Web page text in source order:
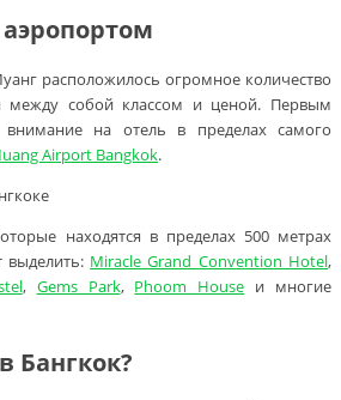
расположилось огромное количество
между собой классом и ценой. Первым
на отель в пределах самого
Airport Bangkok.
находятся в пределах 500 метрах
выделить: Miracle Grand Convention Hotel,
, Gems Park, Phoom House и многие
Бангкок?